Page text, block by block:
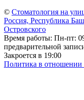
© Стоматология на
Россия, Республика
Островского
Время работы: Пн-пт:
предварительной
Закроется в 19:00
Политика в отношении